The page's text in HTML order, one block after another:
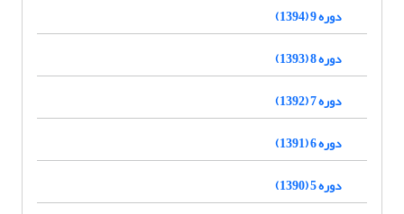
دوره 9 (1394)
دوره 8 (1393)
دوره 7 (1392)
دوره 6 (1391)
دوره 5 (1390)